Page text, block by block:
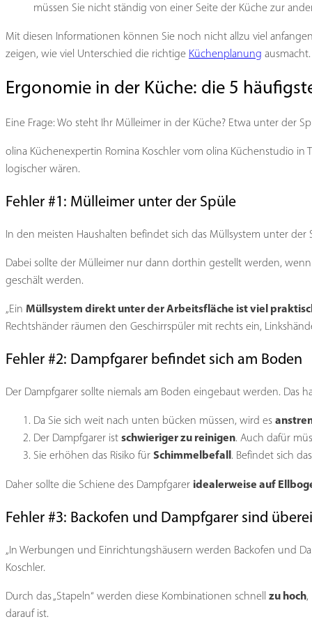
müssen Sie nicht ständig von einer Seite der Küche zur
Mit diesen Informationen können Sie noch nicht allzu viel
zeigen, wie viel Unterschied die richtige Küchenplanung ausmacht.
Ergonomie in der Küche: die 5
Eine Frage: Wo steht Ihr Mülleimer in der Küche? Etwa unter der
olina Küchenexpertin Romina Koschler vom olina Küchenstudio
logischer wären.
Fehler #1: Mülleimer unter der Spüle
In den meisten Haushalten befindet sich das Müllsystem unter
Dabei sollte der Mülleimer nur dann dorthin gestellt werden,
geschält werden.
„Ein Müllsystem direkt unter der Arbeitsfläche ist viel
Rechtshänder räumen den Geschirrspüler mit rechts ein,
Fehler #2: Dampfgarer befindet sich am Boden
Der Dampfgarer sollte niemals am Boden eingebaut werden. Das
Da Sie sich weit nach unten bücken müssen, wird es
Der Dampfgarer ist schwieriger zu reinigen. Auch dafür
Sie erhöhen das Risiko für Schimmelbefall. Befindet sich
Daher sollte die Schiene des Dampfgarer idealerweise auf
Fehler #3: Backofen und Dampfgarer sind
„In Werbungen und Einrichtungshäusern werden Backofen und
Koschler.
Durch das „Stapeln“ werden diese Kombinationen schnell zu hoch,
darauf ist.